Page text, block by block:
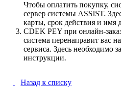
Чтобы оплатить покупку,
сервер системы ASSIST.
карты, срок действия и имя
CDEK PEY при онлайн-
система перенаправит вас
сервиса. Здесь необходимо
инструкции.
Назад к списку